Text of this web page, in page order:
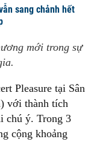
sang chảnh hết
mới trong sự
Pleasure tại Sân
với thành tích
chú ý. Trong 3
cộng khoảng